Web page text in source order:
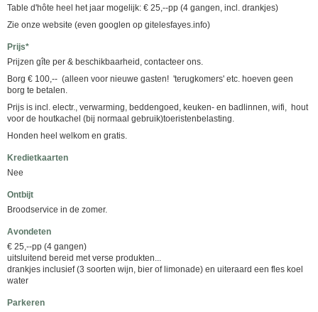
Table d'hôte heel het jaar mogelijk: € 25,--pp (4 gangen, incl. drankjes)
Zie onze website (even googlen op gitelesfayes.info)
Prijs*
Prijzen gîte per & beschikbaarheid, contacteer ons.
Borg € 100,-- (alleen voor nieuwe gasten! 'terugkomers' etc. hoeven geen
borg te betalen.
Prijs is incl. electr., verwarming, beddengoed, keuken- en badlinnen, wifi, hout
voor de houtkachel (bij normaal gebruik)toeristenbelasting.
Honden heel welkom en gratis.
Kredietkaarten
Nee
Ontbijt
Broodservice in de zomer.
Avondeten
€ 25,--pp (4 gangen)
uitsluitend bereid met verse produkten...
drankjes inclusief (3 soorten wijn, bier of limonade) en uiteraard een fles koel
water
Parkeren